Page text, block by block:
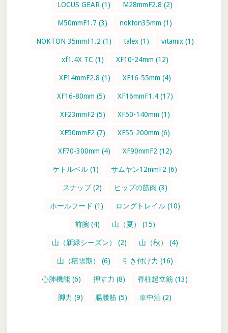
LOCUS GEAR(1) M28mmF2.8 (2)
M50mmF1.7 (3) nokton35mm (1)
NOKTON 35mmF1.2 (1) talex(1) vitamix(1)
xf1.4X TC (1) XF10-24mm (12)
XF14mmF2.8 (1) XF16-55mm (4)
XF16-80mm (5) XF16mmF1.4(17)
XF23mmF2 (5) XF50-140mm (1)
XF50mmF2 (7) XF55-200mm (6)
XF70-300mm (4) XF90mmF2 (12)
ケトルベル (1) サムヤン12mmF2 (6)
スナップ(2) ヒップの筋肉 (3)
ホールフード (1) ロングトレイル(10)
前腕(4) 山（夏） (15)
山（新緑シーズン） (2) 山（秋） (4)
山（積雪期） (6) 引き付け力 (16)
心肺機能 (6) 押す力 (8) 脊柱起立筋 (13)
脚力 (9) 腸腰筋 (5) 車中泊 (2)